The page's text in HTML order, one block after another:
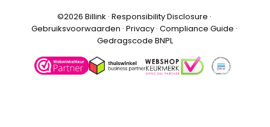
©️2026 Billink · Responsibility Disclosure ·
Gebruiksvoorwaarden · Privacy· Compliance Guide ·
Gedragscode BNPL